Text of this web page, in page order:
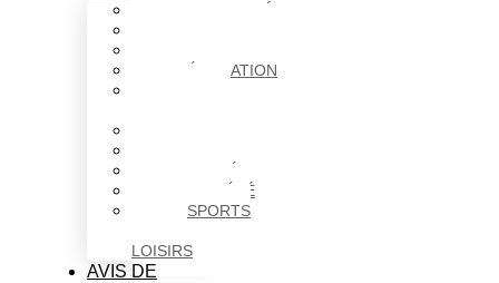
ÉDUCATION
SOCIÉTÉ
SPORTS
LOISIRS
AVIS DE